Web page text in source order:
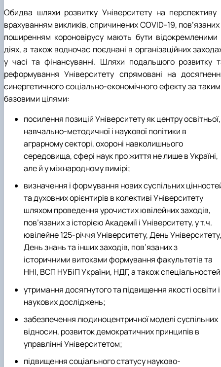
Обидва шляхи розвитку Університету на перспективу
врахуванням викликів, спричинених COVID-19, пов’язаних
поширенням короновірусу мають бути відокремленими
діях, а також водночас поєднані в організаційних
у часі та фінансуванні. Шляхи подальшого розвитку
реформування Університету спрямовані на
синергетичного соціально-економічного ефекту за
базовими цілями:
посилення позицій Університету як центру освітньої,
навчально-методичної і наукової політики в
аграрному секторі, охороні навколишнього
середовища, сфері наук про життя не лише в Україні,
але й у міжнародному вимірі;
визначення і формування нових суспільних
та духовних орієнтирів в колективі Університету
шляхом проведення урочистих ювілейних заходів,
пов’язаних з історією Академії і Університету, у т.ч.
ювілейне 125-річчя Університету, День Університету,
День знань та інших заходів, пов’язаних з
історичними витоками формування факультетів та
ННІ, ВСП НУБіП України, НДГ, а також
утримання досягнутого та підвищення якості освіти і
наукових досліджень;
забезпечення людиноцентричної моделі суспільних
відносин, розвиток демократичних принципів в
управлінні Університетом;
підвищення соціального статусу науково-